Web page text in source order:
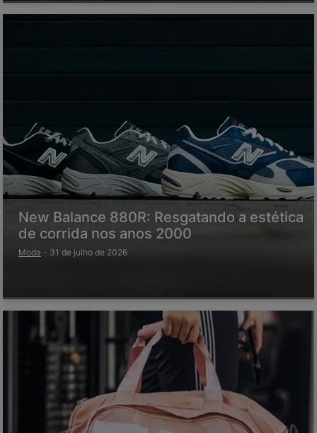
New Balance 880R: Resgatando a estética
de corrida nos anos 2000
Moda - 31 de julho de 2026